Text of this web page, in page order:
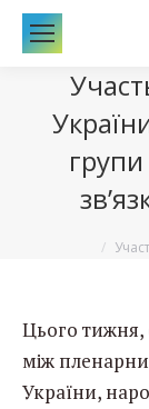
Цього
між
України,